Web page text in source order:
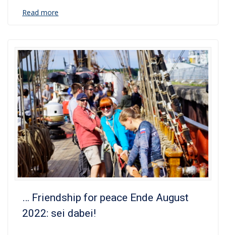
Read more
… Friendship for peace Ende August
2022: sei dabei!